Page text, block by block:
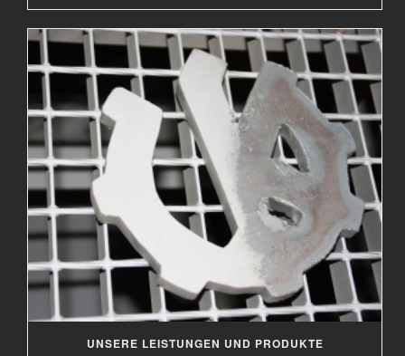
UNSERE LEISTUNGEN UND PRODUKTE